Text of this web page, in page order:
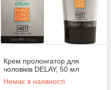
Крем пролонгатор для
чоловіків DELAY, 50 мл
Немає в наявності